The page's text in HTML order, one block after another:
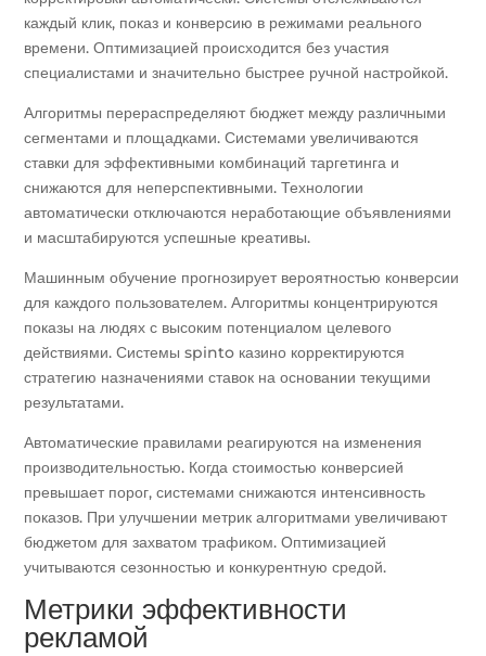
каждый клик, показ и конверсию в режимами реального
времени. Оптимизацией происходится без участия
специалистами и значительно быстрее ручной настройкой.
Алгоритмы перераспределяют бюджет между различными
сегментами и площадками. Системами увеличиваются
ставки для эффективными комбинаций таргетинга и
снижаются для неперспективными. Технологии
автоматически отключаются неработающие объявлениями
и масштабируются успешные креативы.
Машинным обучение прогнозирует вероятностью конверсии
для каждого пользователем. Алгоритмы концентрируются
показы на людях с высоким потенциалом целевого
действиями. Системы spinto казино корректируются
стратегию назначениями ставок на основании текущими
результатами.
Автоматические правилами реагируются на изменения
производительностью. Когда стоимостью конверсией
превышает порог, системами снижаются интенсивность
показов. При улучшении метрик алгоритмами увеличивают
бюджетом для захватом трафиком. Оптимизацией
учитываются сезонностью и конкурентную средой.
Метрики эффективности
рекламой